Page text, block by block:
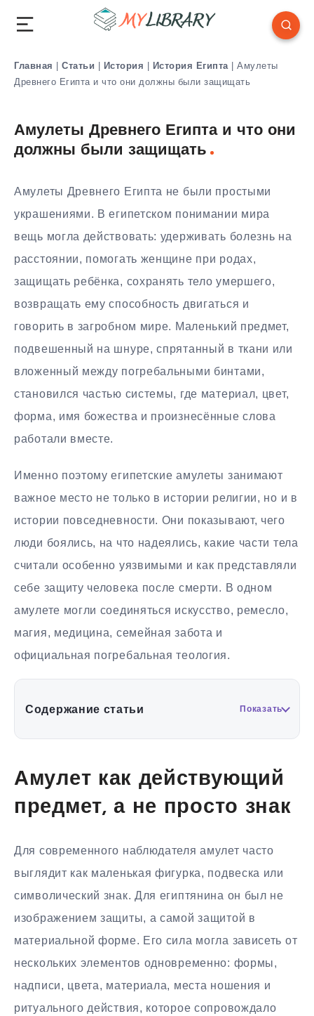
Главная | Статьи | История | История Египта | Амулеты
Древнего Египта и что они должны были защищать
Амулеты Древнего Египта и что они
должны были защищать
Амулеты Древнего Египта не были простыми
украшениями. В египетском понимании мира
вещь могла действовать: удерживать болезнь на
расстоянии, помогать женщине при родах,
защищать ребёнка, сохранять тело умершего,
возвращать ему способность двигаться и
говорить в загробном мире. Маленький предмет,
подвешенный на шнуре, спрятанный в ткани или
вложенный между погребальными бинтами,
становился частью системы, где материал, цвет,
форма, имя божества и произнесённые слова
работали вместе.
Именно поэтому египетские амулеты занимают
важное место не только в истории религии, но и в
истории повседневности. Они показывают, чего
люди боялись, на что надеялись, какие части тела
считали особенно уязвимыми и как представляли
себе защиту человека после смерти. В одном
амулете могли соединяться искусство, ремесло,
магия, медицина, семейная забота и
официальная погребальная теология.
Содержание статьи Показать
Амулет как действующий
предмет, а не просто знак
Для современного наблюдателя амулет часто
выглядит как маленькая фигурка, подвеска или
символический знак. Для египтянина он был не
изображением защиты, а самой защитой в
материальной форме. Его сила могла зависеть от
нескольких элементов одновременно: формы,
надписи, цвета, материала, места ношения и
ритуального действия, которое сопровождало